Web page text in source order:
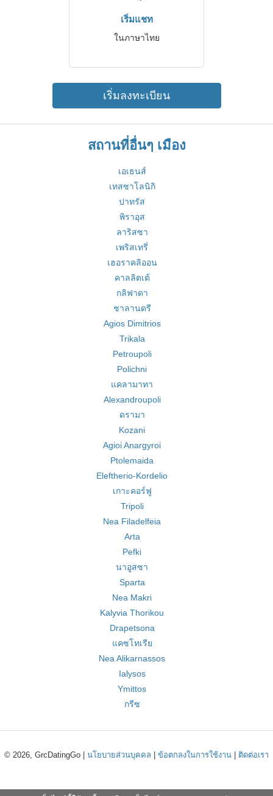
เริ่มแชท
ในภาษาไทย
เริ่มลงทะเบียน
สถานที่อื่นๆ เมือง
เอเธนส์
เทสซาโลนิกิ
ปาทรัส
พิราอุส
ลาริสซา
เพริสเทรี่
เฮอราคลิออน
คาลลิตเต้
กลิฟาดา
ชาลานดรี
Agios Dimitrios
Trikala
Petroupoli
Polichni
แคลามาทา
Alexandroupoli
ดรามา
Kozani
Agioi Anargyroi
Ptolemaida
Eleftherio-Kordelio
เกาะคอร์ฟู
Tripoli
Nea Filadelfeia
Arta
Pefki
นาอูสซา
Sparta
Nea Makri
Kalyvia Thorikou
Drapetsona
แคซโทเรีย
Nea Alikarnassos
Ialysos
Ymittos
กรีซ
© 2026, GrcDatingGo | นโยบายส่วนบุคคล ข้อตกลงในการใช้งาน ติดต่อเรา